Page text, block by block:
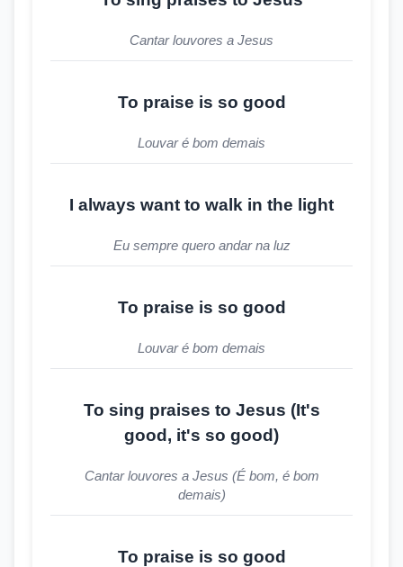
Cantar louvores a Jesus
To praise is so good
Louvar é bom demais
I always want to walk in the light
Eu sempre quero andar na luz
To praise is so good
Louvar é bom demais
To sing praises to Jesus (It's
good, it's so good)
Cantar louvores a Jesus (É bom, é bom
demais)
To praise is so good